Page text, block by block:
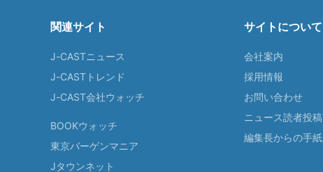
関連サイト
J-CASTニュース
J-CASTトレンド
J-CAST会社ウォッチ
BOOKウォッチ
東京バーゲンマニア
Jタウンネット
サイトについて
会社案内
採用情報
お問い合わせ
ニュース読者投稿
編集長からの手紙